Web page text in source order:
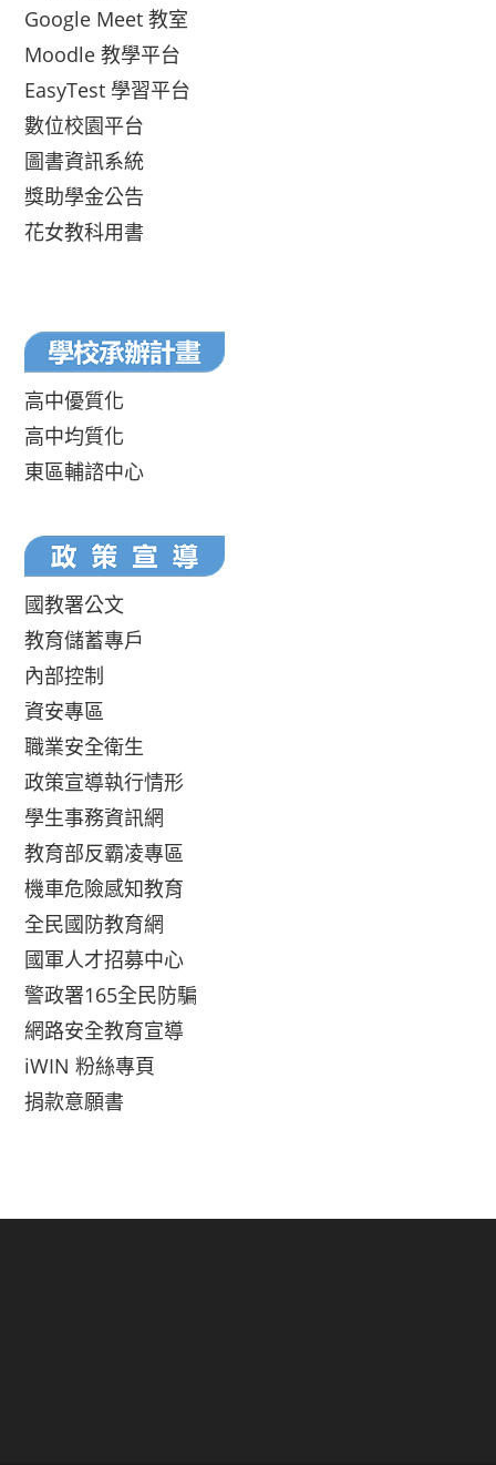
Google Meet 教室
Moodle 教學平台
EasyTest 學習平台
數位校園平台
圖書資訊系統
獎助學金公告
花女教科用書
高中優質化
高中均質化
東區輔諮中心
國教署公文
教育儲蓄專戶
內部控制
資安專區
職業安全衛生
政策宣導執行情形
學生事務資訊網
教育部反霸凌專區
機車危險感知教育
全民國防教育網
國軍人才招募中心
警政署165全民防騙
網路安全教育宣導
iWIN 粉絲專頁
捐款意願書